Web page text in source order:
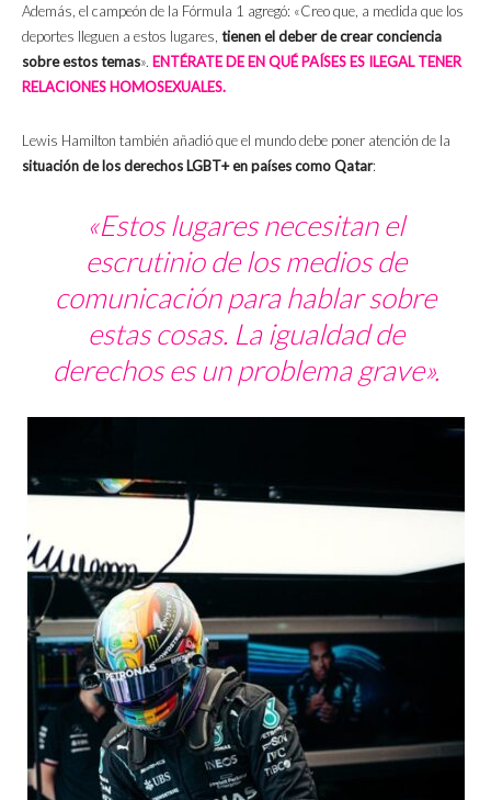
Además, el campeón de la Fórmula 1 agregó: «Creo que, a medida que los
deportes lleguen a estos lugares, tienen el deber de crear conciencia
sobre estos temas». ENTÉRATE DE EN QUÉ PAÍSES ES ILEGAL TENER
RELACIONES HOMOSEXUALES.
Lewis Hamilton también añadió que el mundo debe poner atención de la
situación de los derechos LGBT+ en países como Qatar:
«Estos lugares necesitan el
escrutinio de los medios de
comunicación para hablar sobre
estas cosas. La igualdad de
derechos es un problema grave».